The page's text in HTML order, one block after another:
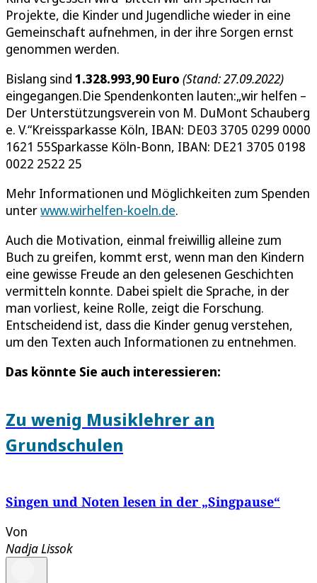
Projekte, die Kinder und Jugendliche wieder in eine
Gemeinschaft aufnehmen, in der ihre Sorgen ernst
genommen werden.
Bislang sind 1.328.993,90 Euro (Stand: 27.09.2022)
eingegangen.Die Spendenkonten lauten:„wir helfen –
Der Unterstützungsverein von M. DuMont Schauberg
e. V.“Kreissparkasse Köln, IBAN: DE03 3705 0299 0000
1621 55Sparkasse Köln-Bonn, IBAN: DE21 3705 0198
0022 2522 25
Mehr Informationen und Möglichkeiten zum Spenden
unterwww.wirhelfen-koeln.de.
Auch die Motivation, einmal freiwillig alleine zum
Buch zu greifen, kommt erst, wenn man den Kindern
eine gewisse Freude an den gelesenen Geschichten
vermitteln konnte. Dabei spielt die Sprache, in der
man vorliest, keine Rolle, zeigt die Forschung.
Entscheidend ist, dass die Kinder genug verstehen,
um den Texten auch Informationen zu entnehmen.
Das könnte Sie auch interessieren:
Zu wenig Musiklehrer an
Grundschulen
Singen und Noten lesen in der „Singpause“
Von
Nadja Lissok